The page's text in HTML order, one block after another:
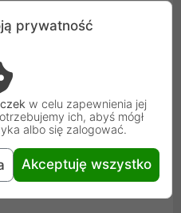
w branży.
rekordową liczbę nagród
prywatność
w celu zapewnienia jej
ich, abyś mógł
albo się zalogować.
Akceptuję wszystko